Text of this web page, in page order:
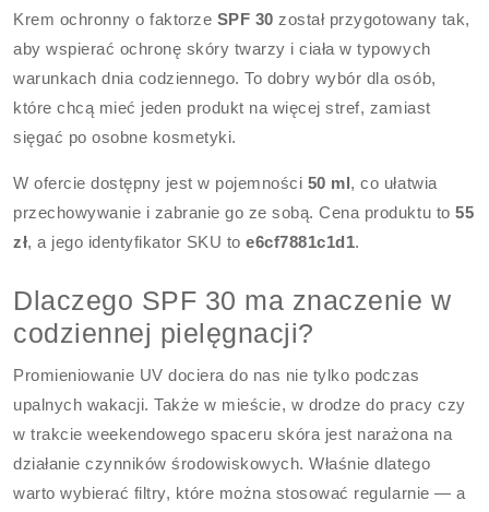
Krem ochronny o faktorze SPF 30 został przygotowany tak,
aby wspierać ochronę skóry twarzy i ciała w typowych
warunkach dnia codziennego. To dobry wybór dla osób,
które chcą mieć jeden produkt na więcej stref, zamiast
sięgać po osobne kosmetyki.
W ofercie dostępny jest w pojemności 50 ml, co ułatwia
przechowywanie i zabranie go ze sobą. Cena produktu to55
zł, a jego identyfikator SKU toe6cf7881c1d1.
Dlaczego SPF 30 ma znaczenie w
codziennej pielęgnacji?
Promieniowanie UV dociera do nas nie tylko podczas
upalnych wakacji. Także w mieście, w drodze do pracy czy
w trakcie weekendowego spaceru skóra jest narażona na
działanie czynników środowiskowych. Właśnie dlatego
warto wybierać filtry, które można stosować regularnie — a